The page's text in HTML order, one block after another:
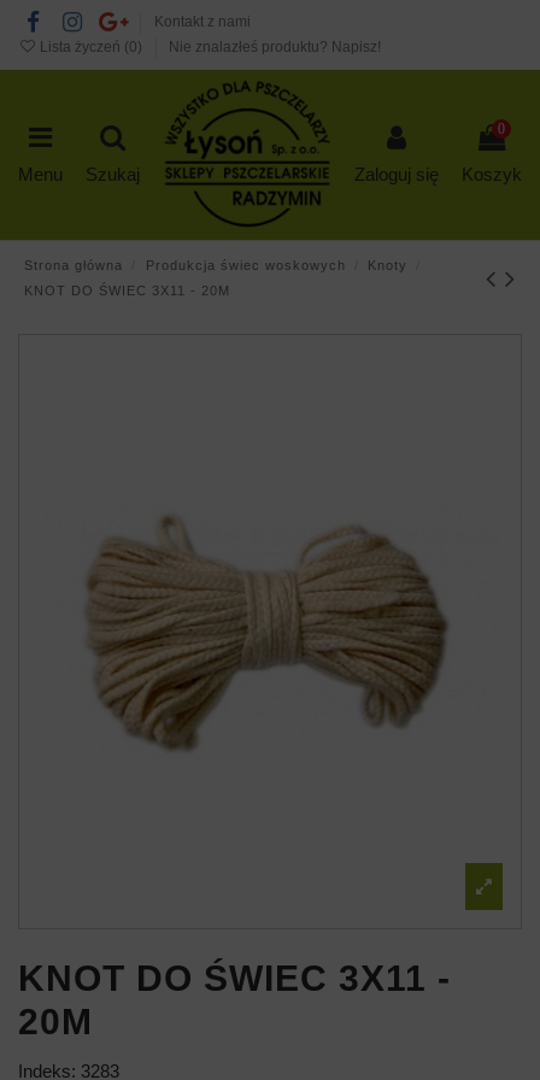
Kontakt z nami
Lista życzeń (0) Nie znalazłeś produktu? Napisz!
Menu Szukaj Zaloguj się
0
Koszyk
Strona główna Produkcja świec woskowych
Knoty
KNOT DO ŚWIEC 3X11 - 20M
KNOT DO ŚWIEC 3X11 -
20M
Indeks: 3283